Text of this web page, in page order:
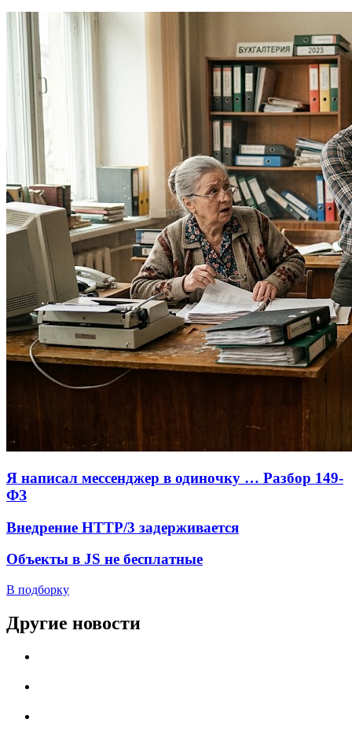
Я написал мессенджер в одиночку … Разбор 149-
ФЗ
Внедрение HTTP/3 задерживается
Объекты в JS не бесплатные
В подборку
Другие новости